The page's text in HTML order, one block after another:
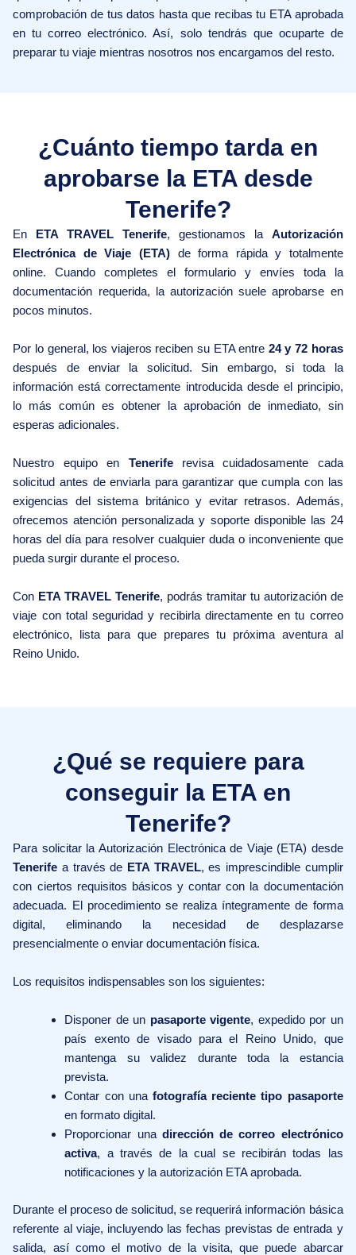
comprobación de tus datos hasta que recibas tu ETA aprobada
en tu correo electrónico. Así, solo tendrás que ocuparte de
preparar tu viaje mientras nosotros nos encargamos del resto.
¿Cuánto tiempo tarda en
aprobarse la ETA desde
Tenerife?
En ETA TRAVEL Tenerife, gestionamos la Autorización
Electrónica de Viaje (ETA)de forma rápida y totalmente
online. Cuando completes el formulario y envíes toda la
documentación requerida, la autorización suele aprobarse en
pocos minutos.
Por lo general, los viajeros reciben su ETA entre 24 y 72 horas
después de enviar la solicitud. Sin embargo, si toda la
información está correctamente introducida desde el principio,
lo más común es obtener la aprobación de inmediato, sin
esperas adicionales.
Nuestro equipo en Teneriferevisa cuidadosamente cada
solicitud antes de enviarla para garantizar que cumpla con las
exigencias del sistema británico y evitar retrasos. Además,
ofrecemos atención personalizada y soporte disponible las 24
horas del día para resolver cualquier duda o inconveniente que
pueda surgir durante el proceso.
Con ETA TRAVEL Tenerife, podrás tramitar tu autorización de
viaje con total seguridad y recibirla directamente en tu correo
electrónico, lista para que prepares tu próxima aventura al
Reino Unido.
¿Qué se requiere para
conseguir la ETA en
Tenerife?
Para solicitar la Autorización Electrónica de Viaje (ETA) desde
Tenerife a través de ETA TRAVEL, es imprescindible cumplir
con ciertos requisitos básicos y contar con la documentación
adecuada. El procedimiento se realiza íntegramente de forma
digital, eliminando la necesidad de desplazarse
presencialmente o enviar documentación física.
Los requisitos indispensables son los siguientes:
Disponer de un pasaporte vigente, expedido por un
país exento de visado para el Reino Unido, que
mantenga su validez durante toda la estancia
prevista.
Contar con una fotografía reciente tipo pasaporte
en formato digital.
Proporcionar una dirección de correo electrónico
activa, a través de la cual se recibirán todas las
notificaciones y la autorización ETA aprobada.
Durante el proceso de solicitud, se requerirá información básica
referente al viaje, incluyendo las fechas previstas de entrada y
salida, así como el motivo de la visita, que puede abarcar